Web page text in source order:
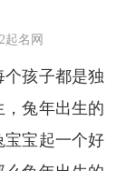
起名网
孩子都是独
兔年出生的
宝宝起一个好